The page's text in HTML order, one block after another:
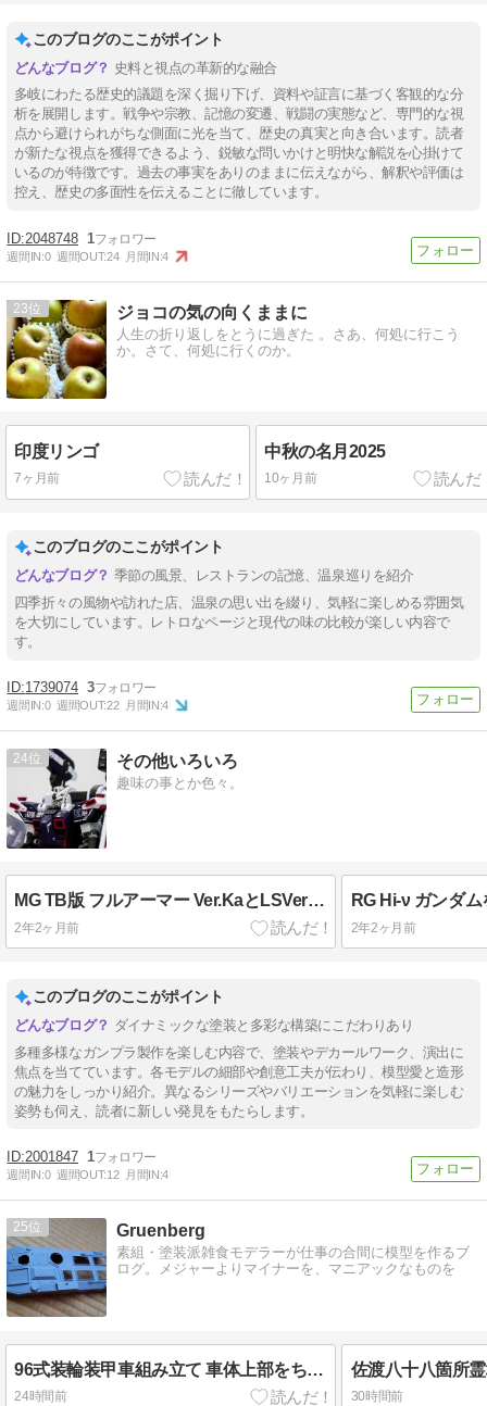
このブログのここがポイント
史料と視点の革新的な融合
多岐にわたる歴史的議題を深く掘り下げ、資料や証言に基づく客観的な分
析を展開します。戦争や宗教、記憶の変遷、戦闘の実態など、専門的な視
点から避けられがちな側面に光を当て、歴史の真実と向き合います。読者
が新たな視点を獲得できるよう、鋭敏な問いかけと明快な解説を心掛けて
いるのが特徴です。過去の事実をありのままに伝えながら、解釈や評価は
控え、歴史の多面性を伝えることに徹しています。
2048748 1
週間IN:0 週間OUT:24 月間IN:4
23 ジョコの気の向くままに
人生の折り返しをとうに過ぎた 。さあ、何処に行こう
か。さて、何処に行くのか。
印度リンゴ
7ヶ月前
中秋の名月2025
10ヶ月前
このブログのここがポイント
季節の風景、レストランの記憶、温泉巡りを紹介
四季折々の風物や訪れた店、温泉の思い出を綴り、気軽に楽しめる雰囲気
を大切にしています。レトロなページと現代の味の比較が楽しい内容で
す。
1739074 3
週間IN:0 週間OUT:22 月間IN:4
24 その他いろいろ
趣味の事とか色々。
MG TB版 フルアーマー Ver.KaとLSVer を作成しました
2年2ヶ月前
RG Hi-ν ガンダ
2年2ヶ月前
このブログのここがポイント
ダイナミックな塗装と多彩な構築にこだわりあり
多種多様なガンプラ製作を楽しむ内容で、塗装やデカールワーク、演出に
焦点を当てています。各モデルの細部や創意工夫が伝わり、模型愛と造形
の魅力をしっかり紹介。異なるシリーズやバリエーションを気軽に楽しむ
姿勢も伺え、読者に新しい発見をもたらします。
2001847 1
週間IN:0 週間OUT:12 月間IN:4
25 Gruenberg
素組・塗装派雑食モデラーが仕事の合間に模型を作るブ
ログ。メジャーよりマイナーを、マニアックなものを
96式装輪装甲車組み立て 車体上部をちょっと作る 他
24時間前
佐渡八十八箇所
30時間前